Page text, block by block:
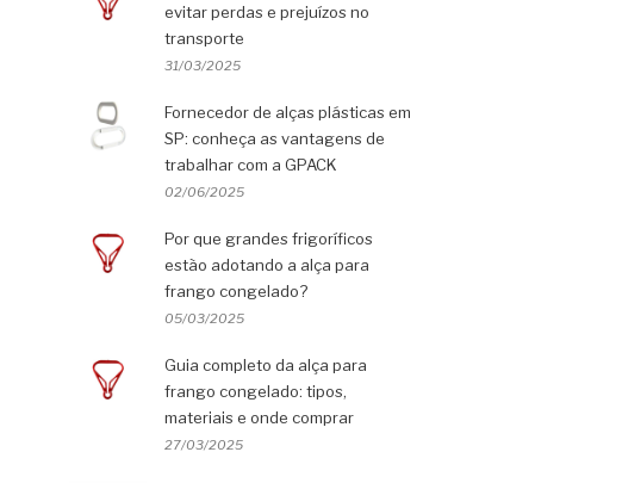
evitar perdas e prejuízos no
transporte
31/03/2025
Fornecedor de alças plásticas em
SP: conheça as vantagens de
trabalhar com a GPACK
02/06/2025
Por que grandes frigoríficos
estão adotando a alça para
frango congelado?
05/03/2025
Guia completo da alça para
frango congelado: tipos,
materiais e onde comprar
27/03/2025